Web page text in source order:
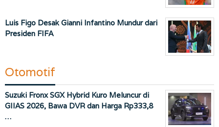
Luis Figo Desak Gianni Infantino Mundur dari
Presiden FIFA
Otomotif
Suzuki Fronx SGX Hybrid Kuro Meluncur di
GIIAS 2026, Bawa DVR dan Harga Rp333,8
…